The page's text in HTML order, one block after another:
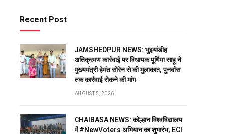
Recent Post
JAMSHEDPUR NEWS: भुइयांडीह
अतिक्रमण कार्रवाई पर विधायक पूर्णिमा साहू ने
मुख्यमंत्री हेमंत सोरेन से की मुलाकात, पुनर्वास
तक कार्रवाई रोकने की मांग
AUGUST 5, 2026
CHAIBASA NEWS: कोल्हान विश्वविद्यालय
में #NewVoters अभियान का शुभारंभ, ECI